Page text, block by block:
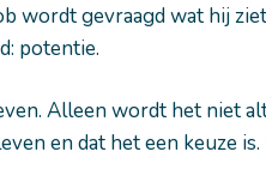
wordt gevraagd wat hij
potentie.
Alleen wordt het niet
en dat het een keuze is.